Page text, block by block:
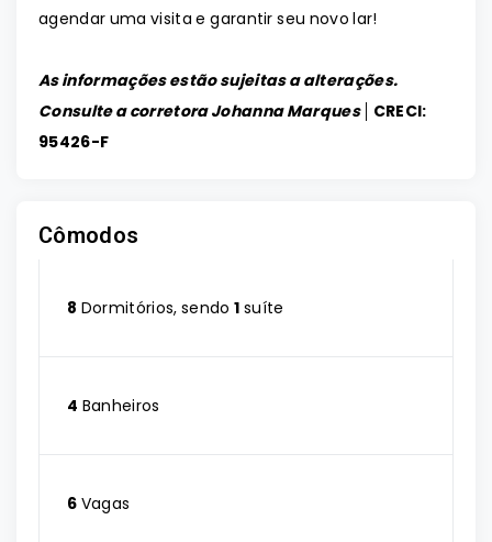
agendar uma visita e garantir seu novo lar!
As informações estão sujeitas a alterações.
Consulte a corretora Johanna Marques │ CRECI:
95426-F
Cômodos
8 Dormitórios, sendo1 suíte
4 Banheiros
6 Vagas